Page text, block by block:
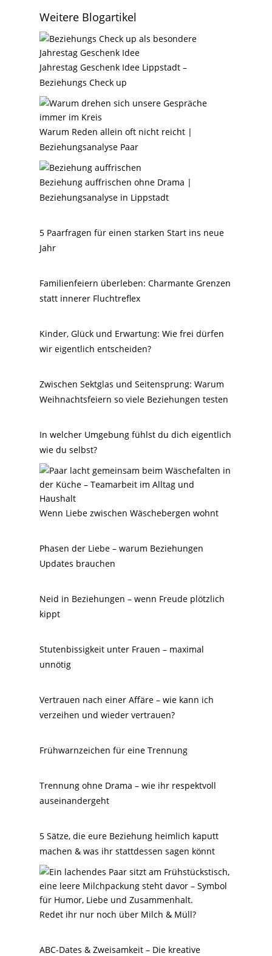
Weitere Blogartikel
Jahrestag Geschenk Idee Lippstadt –
Beziehungs Check up
Warum Reden allein oft nicht reicht |
Beziehungsanalyse Paar
Beziehung auffrischen ohne Drama |
Beziehungsanalyse in Lippstadt
5 Paarfragen für einen starken Start ins neue
Jahr
Familienfeiern überleben: Charmante Grenzen
statt innerer Fluchtreflex
Kinder, Glück und Erwartung: Wie frei dürfen
wir eigentlich entscheiden?
Zwischen Sektglas und Seitensprung: Warum
Weihnachtsfeiern so viele Beziehungen testen
In welcher Umgebung fühlst du dich eigentlich
wie du selbst?
Wenn Liebe zwischen Wäschebergen wohnt
Phasen der Liebe – warum Beziehungen
Updates brauchen
Neid in Beziehungen – wenn Freude plötzlich
kippt
Stutenbissigkeit unter Frauen – maximal
unnötig
Vertrauen nach einer Affäre – wie kann ich
verzeihen und wieder vertrauen?
Frühwarnzeichen für eine Trennung
Trennung ohne Drama – wie ihr respektvoll
auseinandergeht
5 Sätze, die eure Beziehung heimlich kaputt
machen & was ihr stattdessen sagen könnt
Redet ihr nur noch über Milch & Müll?
ABC-Dates & Zweisamkeit – Die kreative